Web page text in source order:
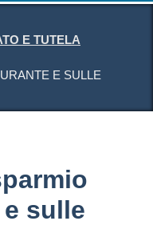
E TUTELA
E SULLE
sulle